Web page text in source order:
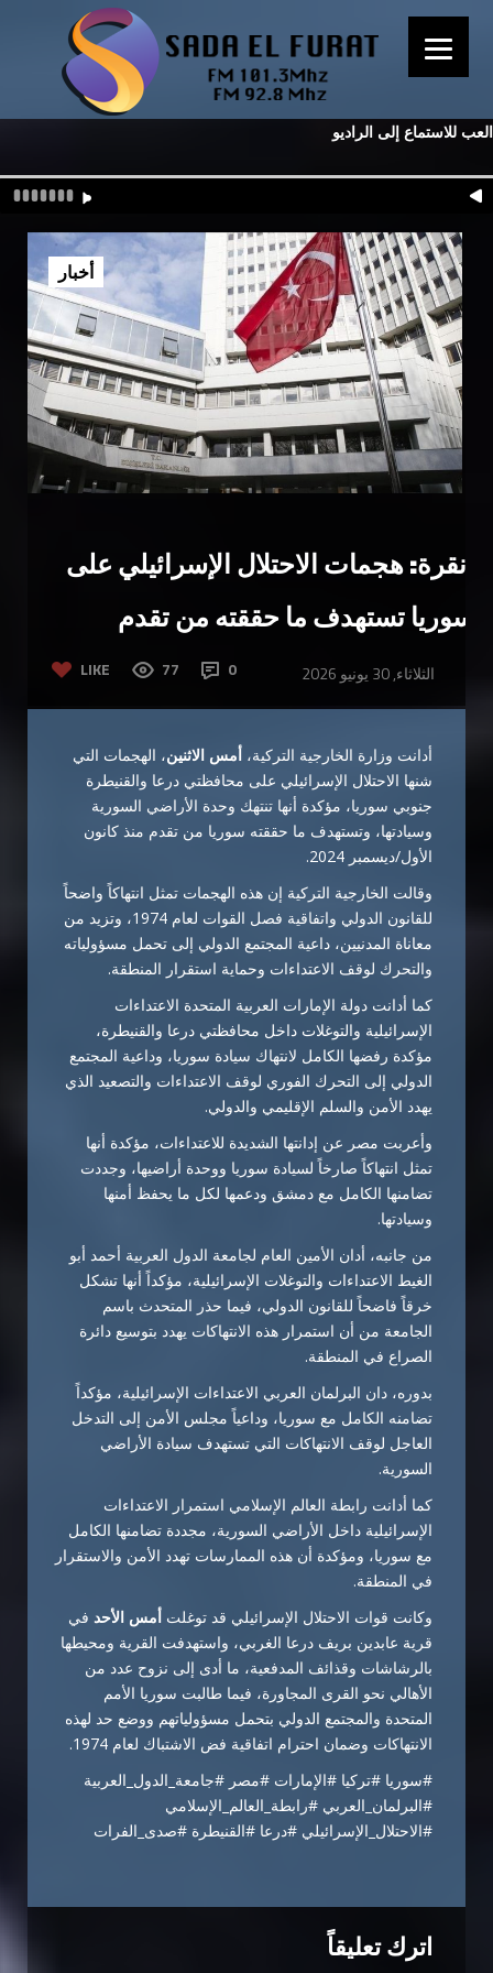
العب للاستماع إلى الراديو
أنقرة: هجمات الاحتلال الإسرائيلي على
سوريا تستهدف ما حققته من تقدم
LIKE 77 0 الثلاثاء, 30 يونيو 2026
أخبار
أدانت وزارة الخارجية التركية، أمس الاثنين، الهجمات التي
شنها الاحتلال الإسرائيلي على محافظتي درعا والقنيطرة
جنوبي سوريا، مؤكدة أنها تنتهك وحدة الأراضي السورية
وسيادتها، وتستهدف ما حققته سوريا من تقدم منذ كانون
الأول/ديسمبر 2024.
وقالت الخارجية التركية إن هذه الهجمات تمثل انتهاكاً واضحاً
للقانون الدولي واتفاقية فصل القوات لعام 1974، وتزيد من
معاناة المدنيين، داعية المجتمع الدولي إلى تحمل مسؤولياته
والتحرك لوقف الاعتداءات وحماية استقرار المنطقة.
كما أدانت دولة الإمارات العربية المتحدة الاعتداءات
الإسرائيلية والتوغلات داخل محافظتي درعا والقنيطرة،
مؤكدة رفضها الكامل لانتهاك سيادة سوريا، وداعية المجتمع
الدولي إلى التحرك الفوري لوقف الاعتداءات والتصعيد الذي
يهدد الأمن والسلم الإقليمي والدولي.
وأعربت مصر عن إدانتها الشديدة للاعتداءات، مؤكدة أنها
تمثل انتهاكاً صارخاً لسيادة سوريا ووحدة أراضيها، وجددت
تضامنها الكامل مع دمشق ودعمها لكل ما يحفظ أمنها
وسيادتها.
من جانبه، أدان الأمين العام لجامعة الدول العربية أحمد أبو
الغيط الاعتداءات والتوغلات الإسرائيلية، مؤكداً أنها تشكل
خرقاً فاضحاً للقانون الدولي، فيما حذر المتحدث باسم
الجامعة من أن استمرار هذه الانتهاكات يهدد بتوسيع دائرة
الصراع في المنطقة.
بدوره، دان البرلمان العربي الاعتداءات الإسرائيلية، مؤكداً
تضامنه الكامل مع سوريا، وداعياً مجلس الأمن إلى التدخل
العاجل لوقف الانتهاكات التي تستهدف سيادة الأراضي
السورية.
كما أدانت رابطة العالم الإسلامي استمرار الاعتداءات
الإسرائيلية داخل الأراضي السورية، مجددة تضامنها الكامل
مع سوريا، ومؤكدة أن هذه الممارسات تهدد الأمن والاستقرار
في المنطقة.
وكانت قوات الاحتلال الإسرائيلي قد توغلت أمس الأحد في
قرية عابدين بريف درعا الغربي، واستهدفت القرية ومحيطها
بالرشاشات وقذائف المدفعية، ما أدى إلى نزوح عدد من
الأهالي نحو القرى المجاورة، فيما طالبت سوريا الأمم
المتحدة والمجتمع الدولي بتحمل مسؤولياتهم ووضع حد لهذه
الانتهاكات وضمان احترام اتفاقية فض الاشتباك لعام 1974.
#سوريا #تركيا #الإمارات #مصر #جامعة_الدول_العربية
#البرلمان_العربي #رابطة_العالم_الإسلامي
#الاحتلال_الإسرائيلي #درعا #القنيطرة #صدى_الفرات
اترك تعليقاً